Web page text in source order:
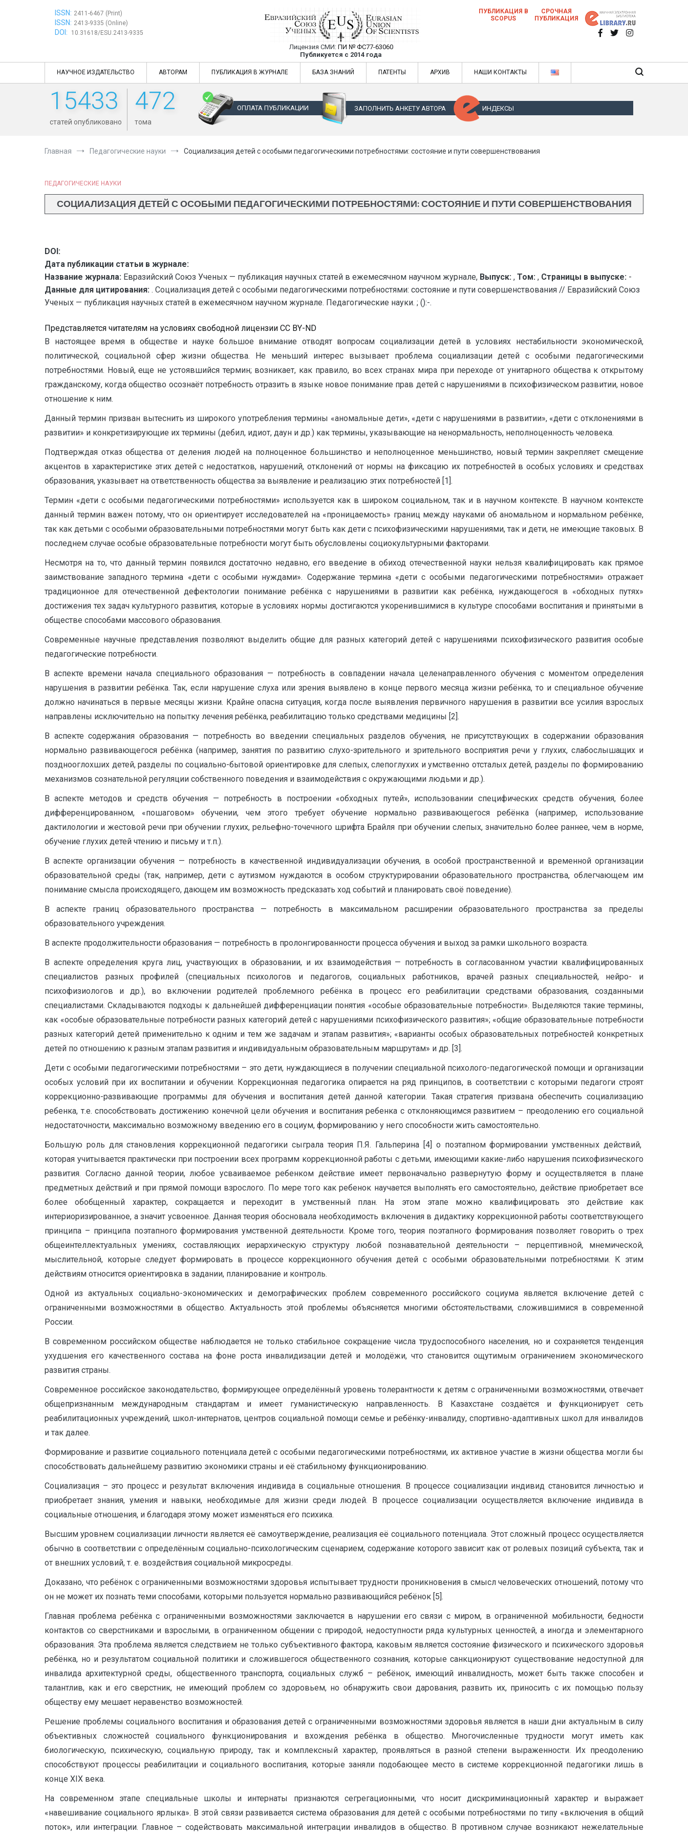
ISSN: 2411-6467 (Print)
ISSN: 2413-9335 (Online)
DOI: 10.31618/ESU.2413-9335
Евразийский Союз Ученых — публикация научных статей в ежемесячном научном
журнале
Лицензия СМИ: ПИ № ФС77-63060
Публикуется с 2014 года
Евразийский Союз Ученых — публикация научных статей в ежемесячном научном журнале
ПУБЛИКАЦИЯ В
SCOPUS
СРОЧНАЯ
ПУБЛИКАЦИЯ
НАУЧНОЕ ИЗДАТЕЛЬСТВО АВТОРАМ ПУБЛИКАЦИЯ В ЖУРНАЛЕ БАЗА ЗНАНИЙ ПАТЕНТЫ АРХИВ НАШИ КОНТАКТЫ
15433
статей опубликовано
472
тома
ОПЛАТА ПУБЛИКАЦИИ ЗАПОЛНИТЬ АНКЕТУ АВТОРА ИНДЕКСЫ
Главная Педагогические науки Социализация детей с особыми педагогическими потребностями: состояние и пути совершенствования
ПЕДАГОГИЧЕСКИЕ НАУКИ
СОЦИАЛИЗАЦИЯ ДЕТЕЙ С ОСОБЫМИ ПЕДАГОГИЧЕСКИМИ ПОТРЕБНОСТЯМИ: СОСТОЯНИЕ И ПУТИ СОВЕРШЕНСТВОВАНИЯ
DOI:
Дата публикации статьи в журнале:
Название журнала: Евразийский Союз Ученых — публикация научных статей в ежемесячном научном журнале, Выпуск: , Том: , Страницы в выпуске: -
Данные для цитирования: . Социализация детей с особыми педагогическими потребностями: состояние и пути совершенствования // Евразийский Союз
Ученых — публикация научных статей в ежемесячном научном журнале. Педагогические науки. ; ():-.
Представляется читателям на условиях свободной лицензии CC BY-ND
В настоящее время в обществе и науке большое внимание отводят вопросам социализации детей в условиях нестабильности экономической,
политической, социальной сфер жизни общества. Не меньший интерес вызывает проблема социализации детей с особыми педагогическими
потребностями. Новый, еще не устоявшийся термин; возникает, как правило, во всех странах мира при переходе от унитарного общества к открытому
гражданскому, когда общество осознаёт потребность отразить в языке новое понимание прав детей с нарушениями в психофизическом развитии, новое
отношение к ним.
Данный термин призван вытеснить из широкого употребления термины «аномальные дети», «дети с нарушениями в развитии», «дети с отклонениями в
развитии» и конкретизирующие их термины (дебил, идиот, даун и др.) как термины, указывающие на ненормальность, неполноценность человека.
Подтверждая отказ общества от деления людей на полноценное большинство и неполноценное меньшинство, новый термин закрепляет смещение
акцентов в характеристике этих детей с недостатков, нарушений, отклонений от нормы на фиксацию их потребностей в особых условиях и средствах
образования, указывает на ответственность общества за выявление и реализацию этих потребностей [1].
Термин «дети с особыми педагогическими потребностями» используется как в широком социальном, так и в научном контексте. В научном контексте
данный термин важен потому, что он ориентирует исследователей на «проницаемость» границ между науками об аномальном и нормальном ребёнке,
так как детьми с особыми образовательными потребностями могут быть как дети с психофизическими нарушениями, так и дети, не имеющие таковых. В
последнем случае особые образовательные потребности могут быть обусловлены социокультурными факторами.
Несмотря на то, что данный термин появился достаточно недавно, его введение в обиход отечественной науки нельзя квалифицировать как прямое
заимствование западного термина «дети с особыми нуждами». Содержание термина «дети с особыми педагогическими потребностями» отражает
традиционное для отечественной дефектологии понимание ребёнка с нарушениями в развитии как ребёнка, нуждающегося в «обходных путях»
достижения тех задач культурного развития, которые в условиях нормы достигаются укоренившимися в культуре способами воспитания и принятыми в
обществе способами массового образования.
Современные научные представления позволяют выделить общие для разных категорий детей с нарушениями психофизического развития особые
педагогические потребности.
В аспекте времени начала специального образования — потребность в совпадении начала целенаправленного обучения с моментом определения
нарушения в развитии ребёнка. Так, если нарушение слуха или зрения выявлено в конце первого месяца жизни ребёнка, то и специальное обучение
должно начинаться в первые месяцы жизни. Крайне опасна ситуация, когда после выявления первичного нарушения в развитии все усилия взрослых
направлены исключительно на попытку лечения ребёнка, реабилитацию только средствами медицины [2].
В аспекте содержания образования — потребность во введении специальных разделов обучения, не присутствующих в содержании образования
нормально развивающегося ребёнка (например, занятия по развитию слухо-зрительного и зрительного восприятия речи у глухих, слабослышащих и
позднооглохших детей, разделы по социально-бытовой ориентировке для слепых, слепоглухих и умственно отсталых детей, разделы по формированию
механизмов сознательной регуляции собственного поведения и взаимодействия с окружающими людьми и др.).
В аспекте методов и средств обучения — потребность в построении «обходных путей», использовании специфических средств обучения, более
дифференцированном, «пошаговом» обучении, чем этого требует обучение нормально развивающегося ребёнка (например, использование
дактилологии и жестовой речи при обучении глухих, рельефно-точечного шрифта Брайля при обучении слепых, значительно более раннее, чем в норме,
обучение глухих детей чтению и письму и т.п.).
В аспекте организации обучения — потребность в качественной индивидуализации обучения, в особой пространственной и временной организации
образовательной среды (так, например, дети с аутизмом нуждаются в особом структурировании образовательного пространства, облегчающем им
понимание смысла происходящего, дающем им возможность предсказать ход событий и планировать своё поведение).
В аспекте границ образовательного пространства — потребность в максимальном расширении образовательного пространства за пределы
образовательного учреждения.
В аспекте продолжительности образования — потребность в пролонгированности процесса обучения и выход за рамки школьного возраста.
В аспекте определения круга лиц, участвующих в образовании, и их взаимодействия — потребность в согласованном участии квалифицированных
специалистов разных профилей (специальных психологов и педагогов, социальных работников, врачей разных специальностей, нейро- и
психофизиологов и др.), во включении родителей проблемного ребёнка в процесс его реабилитации средствами образования, созданными
специалистами. Складываются подходы к дальнейшей дифференциации понятия «особые образовательные потребности». Выделяются такие термины,
как «особые образовательные потребности разных категорий детей с нарушениями психофизического развития»; «общие образовательные потребности
разных категорий детей применительно к одним и тем же задачам и этапам развития»; «варианты особых образовательных потребностей конкретных
детей по отношению к разным этапам развития и индивидуальным образовательным маршрутам» и др. [3].
Дети с особыми педагогическими потребностями – это дети, нуждающиеся в получении специальной психолого-педагогической помощи и организации
особых условий при их воспитании и обучении. Коррекционная педагогика опирается на ряд принципов, в соответствии с которыми педагоги строят
коррекционно-развивающие программы для обучения и воспитания детей данной категории. Такая стратегия призвана обеспечить социализацию
ребенка, т.е. способствовать достижению конечной цели обучения и воспитания ребенка с отклоняющимся развитием – преодолению его социальной
недостаточности, максимально возможному введению его в социум, формированию у него способности жить самостоятельно.
Большую роль для становления коррекционной педагогики сыграла теория П.Я. Гальперина [4] о поэтапном формировании умственных действий,
которая учитывается практически при построении всех программ коррекционной работы с детьми, имеющими какие-либо нарушения психофизического
развития. Согласно данной теории, любое усваиваемое ребенком действие имеет первоначально развернутую форму и осуществляется в плане
предметных действий и при прямой помощи взрослого. По мере того как ребенок научается выполнять его самостоятельно, действие приобретает все
более обобщенный характер, сокращается и переходит в умственный план. На этом этапе можно квалифицировать это действие как
интериоризированное, а значит усвоенное. Данная теория обосновала необходимость включения в дидактику коррекционной работы соответствующего
принципа – принципа поэтапного формирования умственной деятельности. Кроме того, теория поэтапного формирования позволяет говорить о трех
общеинтеллектуальных умениях, составляющих иерархическую структуру любой познавательной деятельности – перцептивной, мнемической,
мыслительной, которые следует формировать в процессе коррекционного обучения детей с особыми образовательными потребностями. К этим
действиям относится ориентировка в задании, планирование и контроль.
Одной из актуальных социально-экономических и демографических проблем современного российского социума является включение детей с
ограниченными возможностями в общество. Актуальность этой проблемы объясняется многими обстоятельствами, сложившимися в современной
России.
В современном российском обществе наблюдается не только стабильное сокращение числа трудоспособного населения, но и сохраняется тенденция
ухудшения его качественного состава на фоне роста инвалидизации детей и молодёжи, что становится ощутимым ограничением экономического
развития страны.
Современное российское законодательство, формирующее определённый уровень толерантности к детям с ограниченными возможностями, отвечает
общепризнанным международным стандартам и имеет гуманистическую направленность. В Казахстане создаётся и функционирует сеть
реабилитационных учреждений, школ-интернатов, центров социальной помощи семье и ребёнку-инвалиду, спортивно-адаптивных школ для инвалидов
и так далее.
Формирование и развитие социального потенциала детей с особыми педагогическими потребностями, их активное участие в жизни общества могли бы
способствовать дальнейшему развитию экономики страны и её стабильному функционированию.
Социализация – это процесс и результат включения индивида в социальные отношения. В процессе социализации индивид становится личностью и
приобретает знания, умения и навыки, необходимые для жизни среди людей. В процессе социализации осуществляется включение индивида в
социальные отношения, и благодаря этому может изменяться его психика.
Высшим уровнем социализации личности является её самоутверждение, реализация её социального потенциала. Этот сложный процесс осуществляется
обычно в соответствии с определённым социально-психологическим сценарием, содержание которого зависит как от ролевых позиций субъекта, так и
от внешних условий, т. е. воздействия социальной микросреды.
Доказано, что ребёнок с ограниченными возможностями здоровья испытывает трудности проникновения в смысл человеческих отношений, потому что
он не может их познать теми способами, которыми пользуется нормально развивающийся ребёнок [5].
Главная проблема ребёнка с ограниченными возможностями заключается в нарушении его связи с миром, в ограниченной мобильности, бедности
контактов со сверстниками и взрослыми, в ограниченном общении с природой, недоступности ряда культурных ценностей, а иногда и элементарного
образования. Эта проблема является следствием не только субъективного фактора, каковым является состояние физического и психического здоровья
ребёнка, но и результатом социальной политики и сложившегося общественного сознания, которые санкционируют существование недоступной для
инвалида архитектурной среды, общественного транспорта, социальных служб – ребёнок, имеющий инвалидность, может быть также способен и
талантлив, как и его сверстник, не имеющий проблем со здоровьем, но обнаружить свои дарования, развить их, приносить с их помощью пользу
обществу ему мешает неравенство возможностей.
Решение проблемы социального воспитания и образования детей с ограниченными возможностями здоровья является в наши дни актуальным в силу
объективных сложностей социального функционирования и вхождения ребёнка в общество. Многочисленные трудности могут иметь как
биологическую, психическую, социальную природу, так и комплексный характер, проявляться в разной степени выраженности. Их преодолению
способствуют процессы реабилитации и социального воспитания, которые заняли подобающее место в системе коррекционной педагогики лишь в
конце XIX века.
На современном этапе специальные школы и интернаты признаются сегрегационными, что носит дискриминационный характер и выражает
«навешивание социального ярлыка». В этой связи развивается система образования для детей с особыми потребностями по типу «включения в общий
поток», или интеграции. Главное – содействовать максимальной интеграции инвалидов в общество. В противном случае возникают нежелательные